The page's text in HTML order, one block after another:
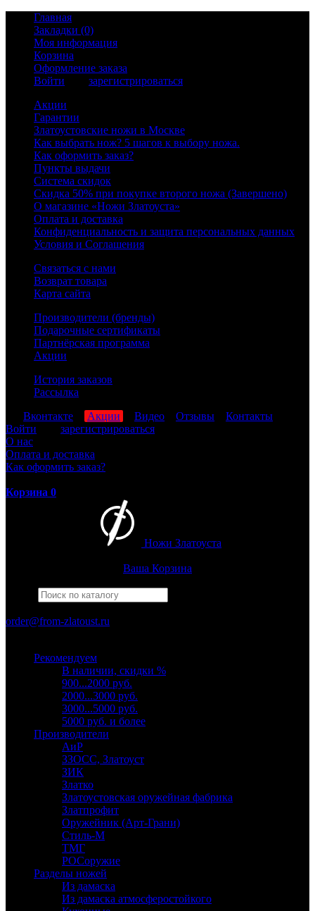
Главная
Закладки (0)
Моя информация
Корзина
Оформление заказа
Войти
зарегистрироваться
Акции
Гарантии
Златоустовские ножи в Москве
Как выбрать нож? 5 шагов к выбору ножа.
Как оформить заказ?
Пункты выдачи
Система скидок
Скидка 50% при покупке второго ножа (Завершено)
О магазине «Ножи Златоуста»
Оплата и доставка
Конфиденциальность и защита персональных данных
Условия и Соглашения
Связаться с нами
Возврат товара
Карта сайта
Производители (бренды)
Подарочные сертификаты
Партнёрская программа
Акции
История заказов
Рассылка
Вконтакте Акции Видео Отзывы
Контакты
Войти
зарегистрироваться
О нас
Оплата и доставка
Как оформить заказ?
Корзина 0
Ножи Златоуста
Ваша Корзина
order@from-zlatoust.ru
Рекомендуем
В наличии, скидки %
900...2000 руб.
2000...3000 руб.
3000...5000 руб.
5000 руб. и более
Производители
АиР
ЗЗОСС, Златоуст
ЗИК
Златко
Златоустовская оружейная фабрика
Златпрофит
Оружейник (Арт-Грани)
Стиль-М
ТМГ
РОСоружие
Разделы ножей
Из дамаска
Из дамаска атмосферостойкого